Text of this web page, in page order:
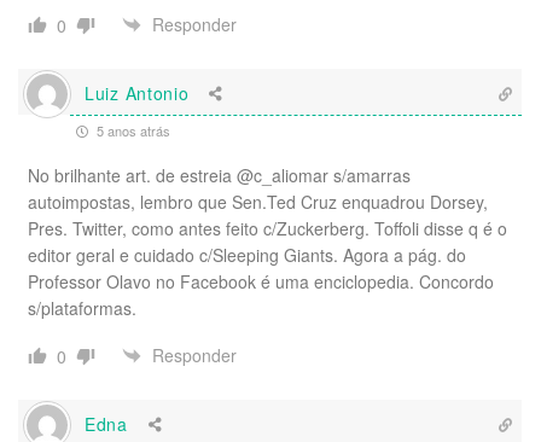
0
Responder
Luiz Antonio
5 anos atrás
No brilhante art. de estreia @c_aliomar s/amarras
autoimpostas, lembro que Sen.Ted Cruz enquadrou Dorsey,
Pres. Twitter, como antes feito c/Zuckerberg. Toffoli disse q é o
editor geral e cuidado c/Sleeping Giants. Agora a pág. do
Professor Olavo no Facebook é uma enciclopedia. Concordo
s/plataformas.
0
Responder
Edna